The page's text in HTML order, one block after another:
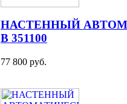
НАСТЕННЫЙ
B 351100
77 800 руб.